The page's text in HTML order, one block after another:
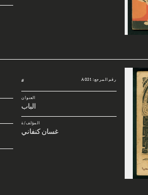
رقم المرجع: A031 #
العنوان
الباب
المؤلف/ة
غسان كنفاني